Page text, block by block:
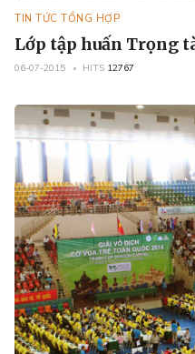
TIN TỨC TỔNG HỢP
Lớp tập huấn Trọng
06-07-2015 HITS 12767